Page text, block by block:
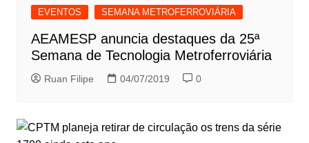
EVENTOS SEMANA METROFERROVIÁRIA
AEAMESP anuncia destaques da 25ª
Semana de Tecnologia Metroferroviária
Ruan Filipe 04/07/2019 0